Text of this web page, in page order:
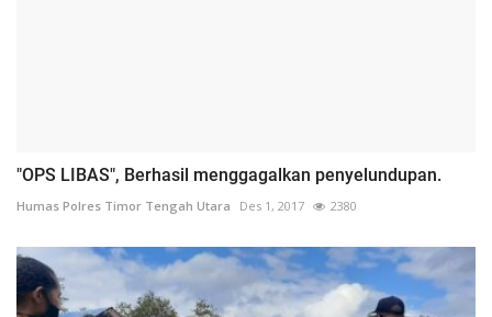
"OPS LIBAS", Berhasil menggagalkan penyelundupan.
Humas Polres Timor Tengah Utara Des 1, 2017 2380